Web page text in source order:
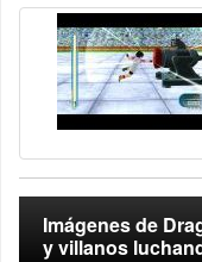
Imágenes de
y villanos